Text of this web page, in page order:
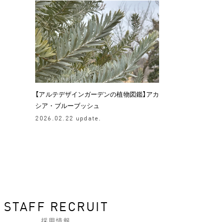
【アルテデザインガーデンの植物図鑑】アカ
シア・ブルーブッシュ
2026.02.22 update.
STAFF RECRUIT